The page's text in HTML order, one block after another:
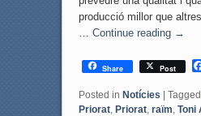
producció millor que
Continue reading →
Share Post
Posted in Notícies Tagged
Priorat, Priorat, raïm, Toni